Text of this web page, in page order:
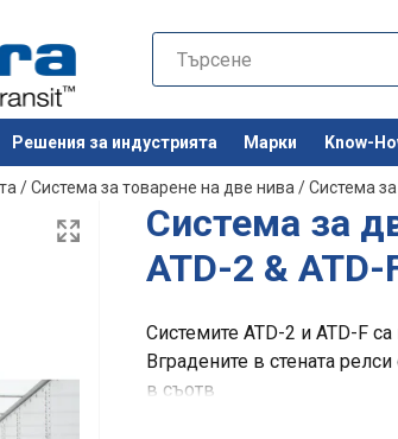
Решения за индустрията Марки Know-
/Система за товарене на две нива /Система
Система за
ATD-2 &
Системите ATD-2 и ATD-F
Вградените в стената
в съотв